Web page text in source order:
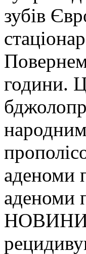
зубів
години.
аденоми
аденоми
НОВИНИ